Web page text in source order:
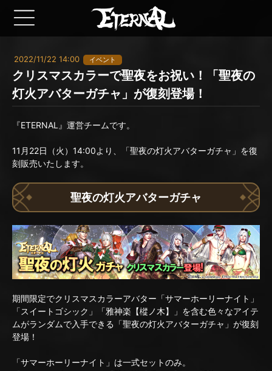
2022/11/22 14:00 イベント
クリスマスカラーで聖夜をお祝い！「聖夜の
灯火アバターガチャ」が復刻登場！
『ETERNAL』運営チームです。
11月22日（火）14:00より、「聖夜の灯火アバターガチャ」を復
刻販売いたします。
聖夜の灯火アバターガチャ
期間限定でクリスマスカラーアバター「サマーホーリーナイト」
「スイートゴシック」「雅神楽【樅ノ木】」を含む色々なアイテ
ムがランダムで入手できる「聖夜の灯火アバターガチャ」が復刻
登場！
「サマーホーリーナイト」は一式セットのみ。